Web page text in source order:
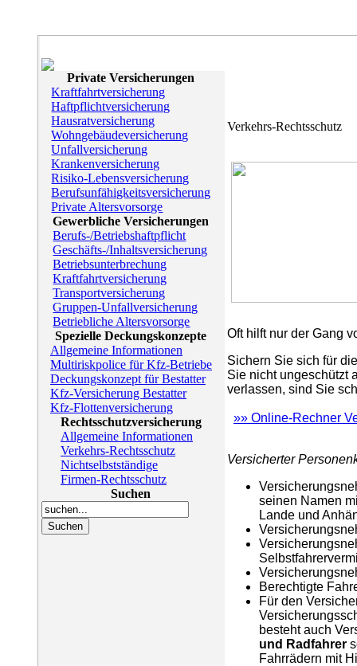
Private Versicherungen
Kraftfahrtversicherung
Haftpflichtversicherung
Hausratversicherung
Wohngebäudeversicherung
Unfallversicherung
Krankenversicherung
Risiko-Lebensversicherung
Berufsunfähigkeitsversicherung
Private Altersvorsorge
Gewerbliche Versicherungen
Berufs-/Betriebshaftpflicht
Geschäfts-/Inhaltsversicherung
Betriebsunterbrechung
Kraftfahrtversicherung
Transportversicherung
Gruppen-Unfallversicherung
Betriebliche Altersvorsorge
Spezielle Deckungskonzepte
Allgemeine Informationen
Multiriskpolice für Kfz-Betriebe
Deckungskonzept für Bestatter
Kfz-Versicherung Bestatter
Kfz-Flottenversicherung
Rechtsschutzversicherung
Allgemeine Informationen
Verkehrs-Rechtsschutz
Nichtselbstständige
Firmen-Rechtsschutz
Suchen
Verkehrs-Rechtsschutz
Oft hilft nur der Gang
Sichern Sie sich für
Sie nicht ungeschützt
verlassen, sind Sie
»» Online-Rechner
Versicherter
seinen Namen
Lande und
Berechtigte
Für den
besteht auch
und Radfahrer
Fahrrädern mit